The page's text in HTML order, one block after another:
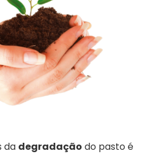
da degradação do pasto é